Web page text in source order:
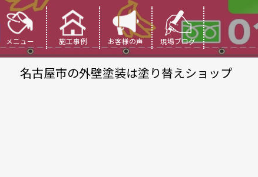
メニュー 施工事例 お客様の声 現場ブログ
名古屋市の外壁塗装は塗り替えショップ